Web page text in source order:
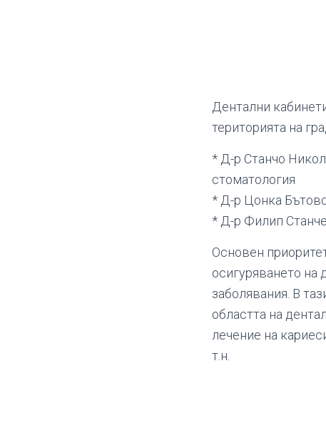
Дентални
територията на
* Д-р Станчо
стоматология
* Д-р Цонка
* Д-р Филип
Основен
осигуряването на
заболявания. В
областта на
лечение на
т.н.